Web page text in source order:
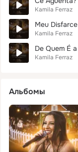
Kamila Ferraz
Meu
Kamila Ferraz
De Quem É
Kamila Ferraz
Альбомы